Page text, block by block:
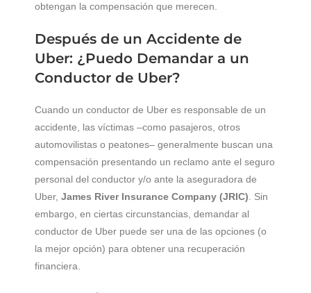
obtengan la compensación que merecen.
Después de un Accidente de
Uber: ¿Puedo Demandar a un
Conductor de Uber?
Cuando un conductor de Uber es responsable de un
accidente, las víctimas –como pasajeros, otros
automovilistas o peatones– generalmente buscan una
compensación presentando un reclamo ante el seguro
personal del conductor y/o ante la aseguradora de
Uber, James River Insurance Company (JRIC) . Sin
embargo, en ciertas circunstancias, demandar al
conductor de Uber puede ser una de las opciones (o
la mejor opción) para obtener una recuperación
financiera.